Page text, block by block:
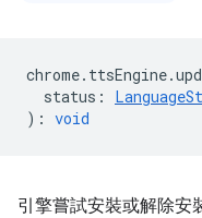
chrome. ttsEngine.
status :
) : void
引擎嘗試安裝或解除安